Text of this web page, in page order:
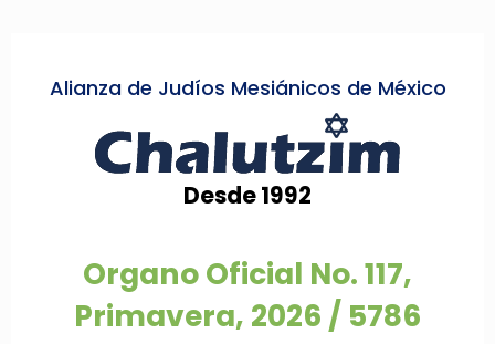
Alianza de Judíos Mesiánicos de México
Desde 1992
Organo Oficial No. 117,
Primavera, 2026 / 5786